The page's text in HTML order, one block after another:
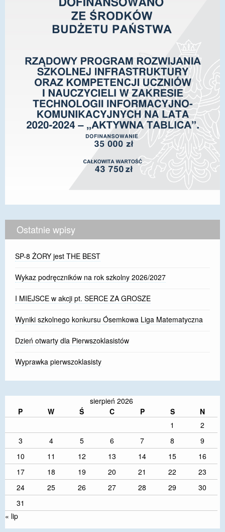
Ostatnie wpisy
SP-8 ŻORY jest THE BEST
Wykaz podręczników na rok szkolny 2026/2027
I MIEJSCE w akcji pt. SERCE ZA GROSZE
Wyniki szkolnego konkursu Ósemkowa Liga Matematyczna
Dzień otwarty dla Pierwszoklasistów
Wyprawka pierwszoklasisty
sierpień 2026
P
W Ś C P S
N
1
2
3
4 5 6 7 8
9
10
11 12 13 14 15
16
17
18 19 20 21 22
23
24
25 26 27 28 29
30
31
« lip